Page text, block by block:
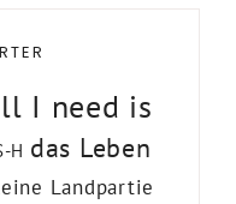
I need is
H das Leben
Landpartie